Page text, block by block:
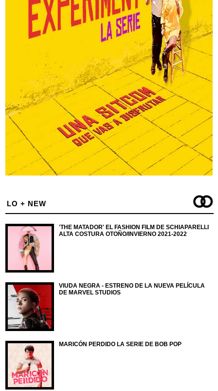
LO + NEW
'THE MATADOR' EL FASHION FILM DE SCHIAPARELLI
ALTA COSTURA OTOÑO/INVIERNO 2021-2022
VIUDA NEGRA - ESTRENO DE LA NUEVA PELÍCULA
DE MARVEL STUDIOS
MARICÓN PERDIDO LA SERIE DE BOB POP